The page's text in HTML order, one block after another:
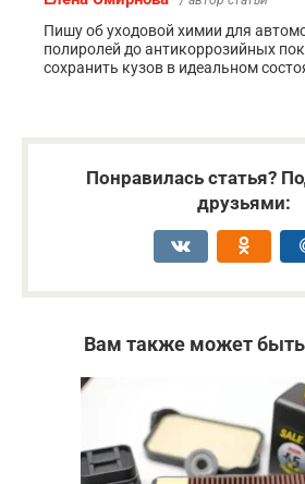
Пишу об уходовой химии для
полиролей до антикоррозийных
сохранить кузов в идеальном
Понравилась статья?
друзьями:
Вам также может быть